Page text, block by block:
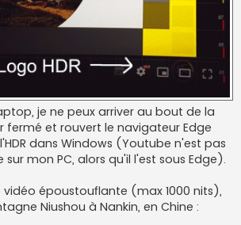
je ne peux arriver au bout de la
fermé et rouvert le navigateur Edge
dans Windows (Youtube n'est pas
mon PC, alors qu'il l'est sous Edge).
vidéo époustouflante (max 1000 nits),
Niushou à Nankin, en Chine :